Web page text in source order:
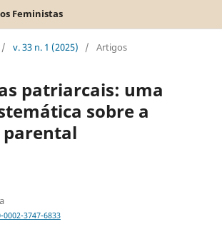
Feministas
/ v. 33 n. 1 (2025) / Artigos
patriarcais: uma
sobre a
parental
3747-6833